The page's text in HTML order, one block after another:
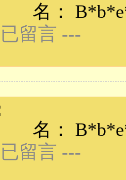
名：
留言 ---
名：
留言 ---